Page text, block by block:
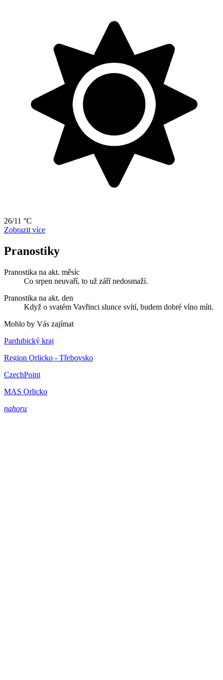
26/11 °C
Zobrazit více
Pranostiky
Pranostika na akt. měsíc
Co srpen neuvaří, to už září nedosmaží.
Pranostika na akt. den
Když o svatém Vavřinci slunce svítí, budem dobré víno míti.
Mohlo by Vás zajímat
Pardubický kraj
Region Orlicko - Třebovsko
CzechPoint
MAS Orlicko
nahoru